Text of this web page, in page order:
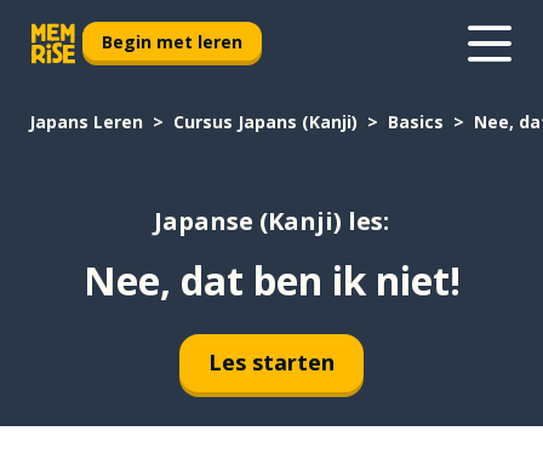
Begin met leren
Japans Leren Cursus Japans (Kanji) Basics Nee,
Japanse (Kanji) les:
Nee, dat ben ik niet!
Les starten